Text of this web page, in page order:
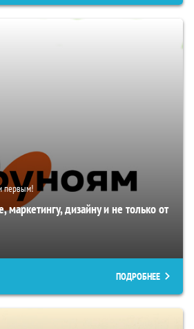
первым!
маркетингу, дизайну и не только от
ПОДРОБНЕЕ